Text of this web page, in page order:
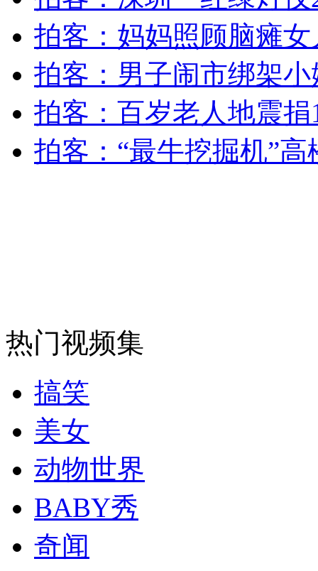
安徽一实载49人客车翻车
走！跟着总书记去植树
消防员救轻生者 花炮节热闹非凡 减压"枕头大战"
拍客：妈妈照顾脑瘫
拍客：男子闹市绑架
拍客：百岁老人地震捐
拍客：“最牛挖掘机”
热门视频集
搞笑
美女
动物世界
BABY秀
奇闻